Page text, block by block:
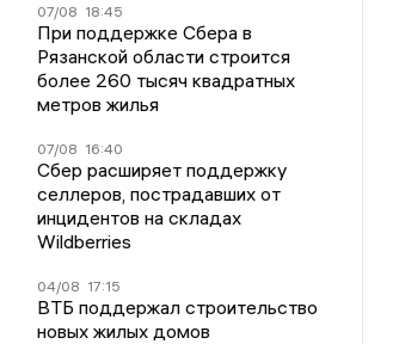
07/08 18:45
При поддержке Сбера в
Рязанской области строится
более 260 тысяч квадратных
метров жилья
07/08 16:40
Сбер расширяет поддержку
селлеров, пострадавших от
инцидентов на складах
Wildberries
04/08 17:15
ВТБ поддержал строительство
новых жилых домов